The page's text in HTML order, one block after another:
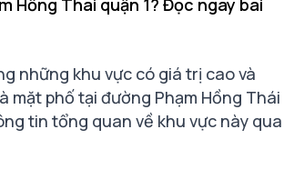
Hồng Thái quận 1? Đọc ngay bài
những khu vực có giá trị cao và
mặt phố tại đường Phạm Hồng Thái
tin tổng quan về khu vực này qua